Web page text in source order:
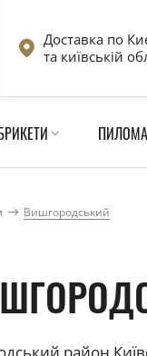
Доставка по
та київській
Вишгородський